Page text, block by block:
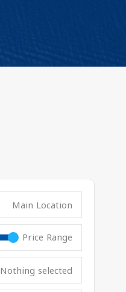
Main Location
Price Range
Nothing selected